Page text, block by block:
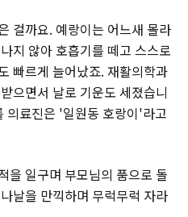
걸까요. 예랑이는 어느새 몰라
지 않아 호흡기를 떼고 스스로
빠르게 늘어났죠. 재활의학과
으면서 날로 기운도 세졌습니
의료진은 '일원동 호랑이'라고
을 일구며 부모님의 품으로 돌
날을 만끽하며 무럭무럭 자라